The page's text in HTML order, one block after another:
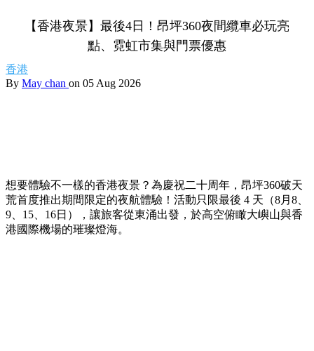
【香港夜景】最後4日！昂坪360夜間纜車必玩亮
點、霓虹市集與門票優惠
香港
By May chan on 05 Aug 2026
想要體驗不一樣的香港夜景？為慶祝二十周年，昂坪360破天
荒首度推出期間限定的夜航體驗！活動只限最後 4 天（8月8、
9、15、16日），讓旅客從東涌出發，於高空俯瞰大嶼山與香
港國際機場的璀璨燈海。